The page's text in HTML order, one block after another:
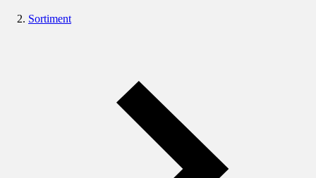
Sortiment